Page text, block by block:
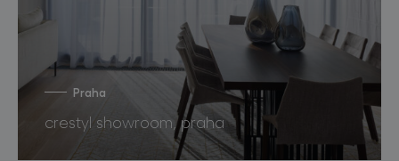
Praha
crestyl showroom, praha